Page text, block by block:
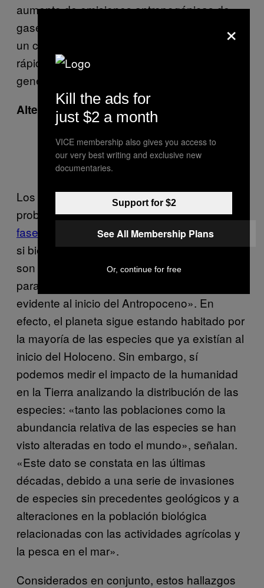
aumento de emisiones antropogénicas de
gases de efecto invernadero han provocado
un calentamiento global anormalmente
rápido que ha neutralizado el ciclo climático
generado por la órbita del planeta».
Alteraciones en las especies
Imagen: Science
Los autores del estudio indican que
probablemente nos encontremosen las
fases iniciales de una sexta extinción masiva
si bien «los índices de extinción y evolución
son demasiado lentos y diacrónicos como
para que quede una marca biológica
evidente al inicio del Antropoceno». En
efecto, el planeta sigue estando habitado por
la mayoría de las especies que ya existían al
inicio del Holoceno. Sin embargo, sí
podemos medir el impacto de la humanidad
en la Tierra analizando la distribución de las
especies: «tanto las poblaciones como la
abundancia relativa de las especies se han
visto alteradas en todo el mundo», señalan.
«Este dato se constata en las últimas
décadas, debido a una serie de invasiones
de especies sin precedentes geológicos y a
alteraciones en la población biológica
relacionadas con las actividades agrícolas y
la pesca en el mar».
Considerados en conjunto, estos hallazgos
×
Kill the ads for
just $2 a month
VICE membership also gives you access to
our very best writing and exclusive new
documentaries.
Support for $2
See All Membership Plans
Or, continue for free